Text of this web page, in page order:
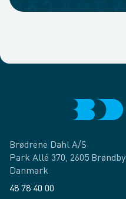
Brødrene Dahl A/S
Park Allé 370, 2605 Brøndby
Danmark
48 78 40 00